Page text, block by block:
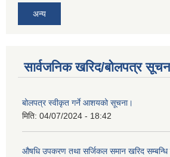
अन्य
सार्वजनिक खरिद/बोलपत्र
बोलपत्र स्वीकृत गर्ने आशयको सूचना।
मिति: 04/07/2024 - 18:42
औषधि उपकरण तथा सर्जिकल समान खरिद सम्बन्धि